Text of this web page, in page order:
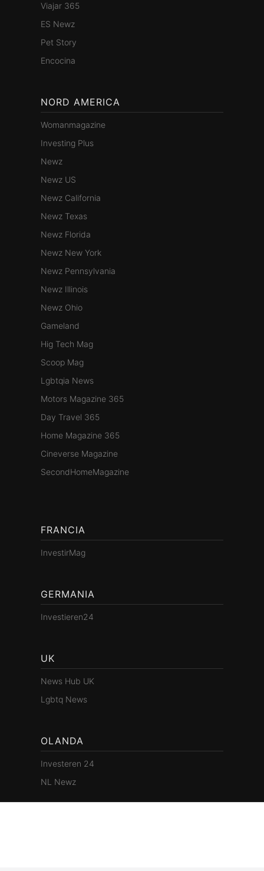
Viajar 365
ES Newz
Pet Story
Encocina
NORD AMERICA
Womanmagazine
Investing Plus
Newz
Newz US
Newz California
Newz Texas
Newz Florida
Newz New York
Newz Pennsylvania
Newz Illinois
Newz Ohio
Gameland
Hig Tech Mag
Scoop Mag
Lgbtqia News
Motors Magazine 365
Day Travel 365
Home Magazine 365
Cineverse Magazine
SecondHomeMagazine
FRANCIA
InvestirMag
GERMANIA
Investieren24
UK
News Hub UK
Lgbtq News
OLANDA
Investeren 24
NL Newz